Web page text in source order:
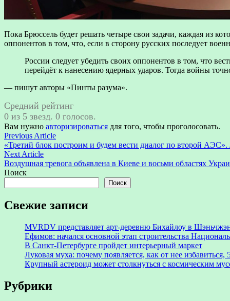
Пока Брюссель будет решать четыре свои задачи, каждая из
оппонентов в том, что, если в сторону русских последует
России следует убедить своих оппонентов в том, что
перейдёт к нанесению ядерных ударов. Тогда войны
— пишут авторы «Пинты разума».
Средний рейтинг
0 из 5 звезд. 0 голосов.
Вам нужно авторизироваться для того, чтобы проголосовать.
Навигация
по
записям
Previous ArticlePrevious
article:
«Третий блок построим и будем вести диалог по второй
Next ArticleNext
article:
Воздушная тревога объявлена в Киеве и восьми областях
Поиск
Поиск
Свежие записи
MVRDV представляет арт-деревню Бихайлоу в
Ефимов: начался основной этап строительства
В Санкт-Петербурге пройдет интерьерный маркет
Луковая муха: почему появляется, как от нее избавиться,
Крупный астероид может столкнуться с космическим
Рубрики